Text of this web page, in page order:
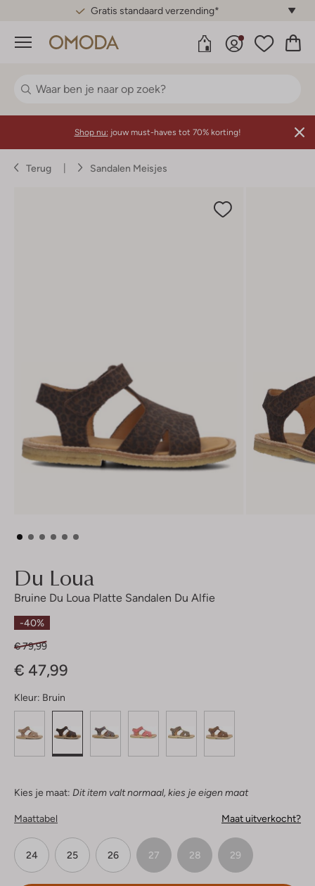
Gratis standaard verzending*
Menu
Shop nu: jouw must-haves tot 70% korting!
Terug Sandalen Meisjes
Du Loua
Bruine Du Loua Platte Sandalen Du Alfie
-40%
€ 79,99
€ 47,99
Kleur: Bruin
Kies je maat: Dit item valt normaal, kies je eigen maat
Maattabel Maat uitverkocht?
24 25 26 27 28 29